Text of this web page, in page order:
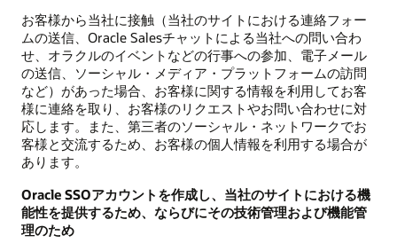
お客様から当社に接触（当社のサイトにおける連絡フォー
ムの送信、Oracle Salesチャットによる当社への問い合わ
せ、オラクルのイベントなどの行事への参加、電子メール
の送信、ソーシャル・メディア・プラットフォームの訪問
など）があった場合、お客様に関する情報を利用してお客
様に連絡を取り、お客様のリクエストやお問い合わせに対
応します。また、第三者のソーシャル・ネットワークでお
客様と交流するため、お客様の個人情報を利用する場合が
あります。
Oracle SSOアカウントを作成し、当社のサイトにおける機
能性を提供するため、ならびにその技術管理および機能管
理のため